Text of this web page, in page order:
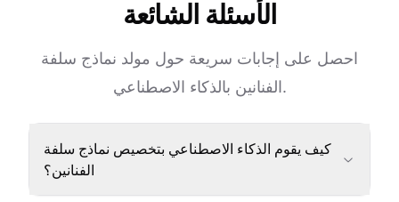
الأسئلة الشائعة
احصل على إجابات سريعة حول مولد نماذج سلفة
الفنانين بالذكاء الاصطناعي.
كيف يقوم الذكاء الاصطناعي بتخصيص نماذج سلفة
الفنانين؟